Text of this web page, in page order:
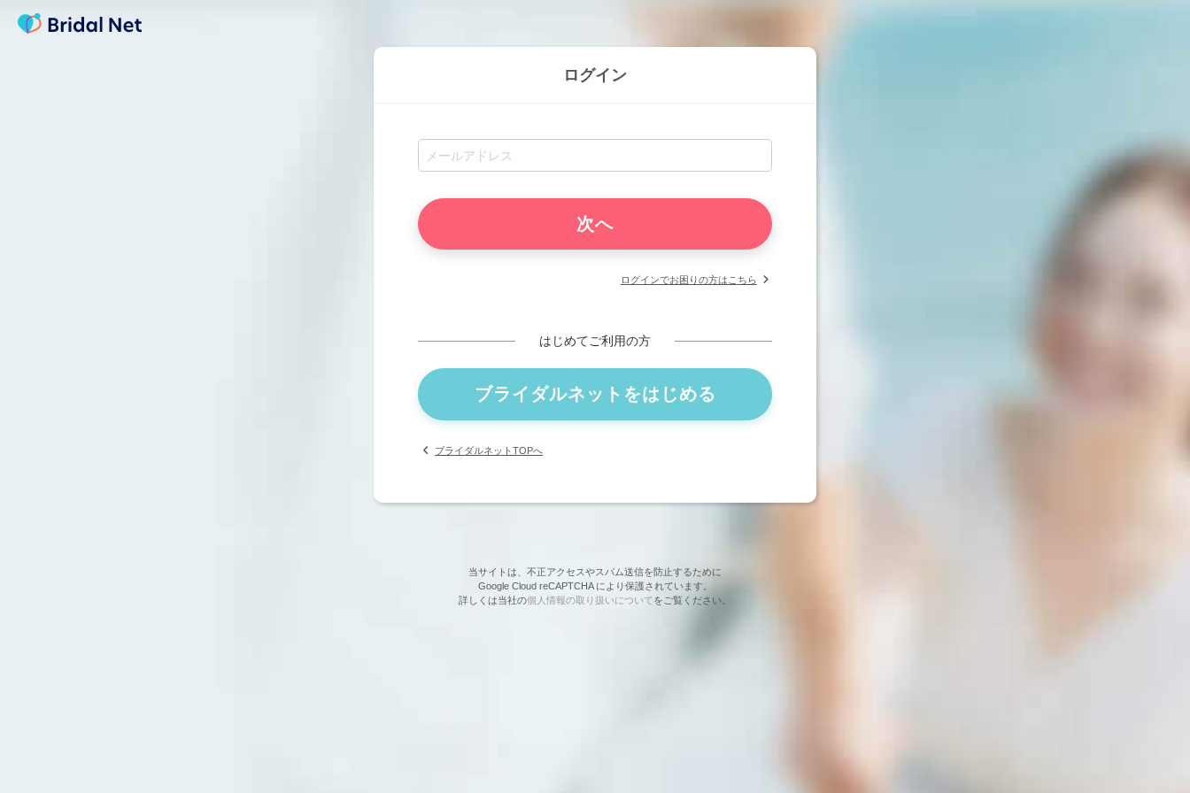
ログイン
ログインでお困りの方はこちら
はじめてご利用の方
ブライダルネットをはじめる
ブライダルネットTOPへ
当サイトは、不正アクセスやスパム送信を防止するために
Google Cloud reCAPTCHA により保護されています。
詳しくは当社の個人情報の取り扱いについてをご覧ください。